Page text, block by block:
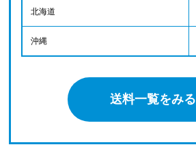
北海道
沖縄
送料一覧をみる